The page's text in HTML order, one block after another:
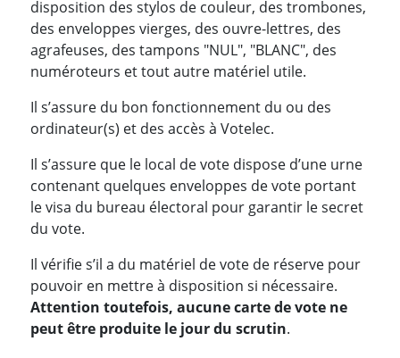
disposition des stylos de couleur, des trombones,
des enveloppes vierges, des ouvre-lettres, des
agrafeuses, des tampons "NUL", "BLANC", des
numéroteurs et tout autre matériel utile.
Il s’assure du bon fonctionnement du ou des
ordinateur(s) et des accès à Votelec.
Il s’assure que le local de vote dispose d’une urne
contenant quelques enveloppes de vote portant
le visa du bureau électoral pour garantir le secret
du vote.
Il vérifie s’il a du matériel de vote de réserve pour
pouvoir en mettre à disposition si nécessaire.
Attention toutefois, aucune carte de vote ne
peut être produite le jour du scrutin.